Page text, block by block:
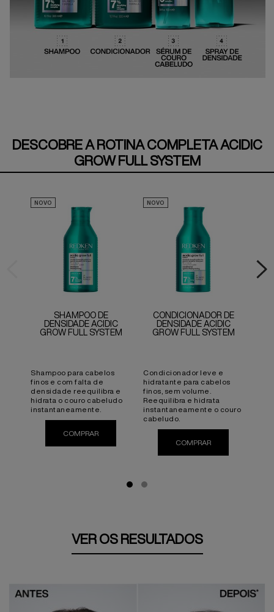
DESCOBRE A ROTINA COMPLETA ACIDIC
GROW FULL SYSTEM
NOVO
SHAMPOO DE
DENSIDADE ACIDIC
GROW FULL SYSTEM
Shampoo para cabelos
finos e com falta de
densidade reequilibra e
hidrata o couro cabeludo
instantaneamente.
COMPRAR
NOVO
CONDICIONADOR DE
DENSIDADE ACIDIC
GROW FULL SYSTEM
Condicionador leve e
hidratante para cabelos
finos, sem volume.
Reequilibra e hidrata
instantaneamente o couro
cabeludo.
COMPRAR
VER OS RESULTADOS